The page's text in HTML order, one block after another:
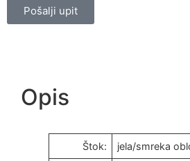
Pošalji upit
Opis
Štok: jela/smreka